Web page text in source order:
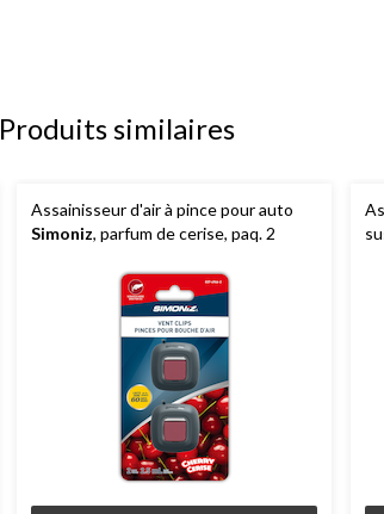
Produits similaires
Assainisseur d'air à pince pour auto
Simoniz, parfum de cerise, paq. 2